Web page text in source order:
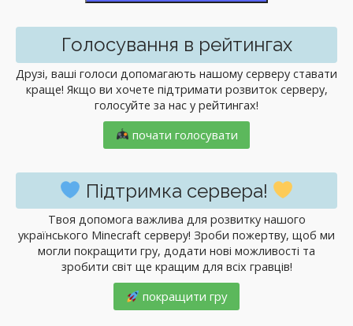
Голосування в рейтингах
Друзі, ваші голоси допомагають нашому серверу ставати
краще! Якщо ви хочете підтримати розвиток серверу,
голосуйте за нас у рейтингах!
почати голосувати
Підтримка сервера!
Твоя допомога важлива для розвитку нашого
українського Minecraft серверу! Зроби пожертву, щоб ми
могли покращити гру, додати нові можливості та
зробити світ ще кращим для всіх гравців!
покращити гру